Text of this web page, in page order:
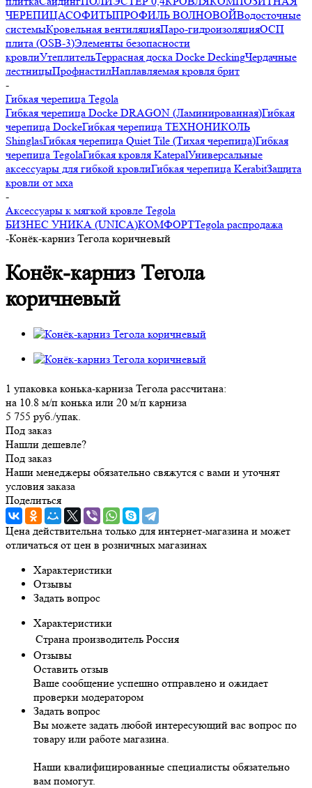
ЧЕРЕПИЦАСОФИТЫПРОФИЛЬ ВОЛНОВОЙВодосточные
системыКровельная вентиляцияПаро-гидроизоляцияОСП
плита (OSB-3)Элементы безопасности
кровлиУтеплительТеррасная доска Docke DeckingЧердачные
лестницыПрофнастилНаплавляемая кровля брит
-
Гибкая черепица Tegola
Гибкая черепица Docke DRAGON (Ламинированная)Гибкая
черепица DockeГибкая черепица ТЕХНОНИКОЛЬ
ShinglasГибкая черепица Quiet Tile (Тихая черепица)Гибкая
черепица TegolaГибкая кровля KatepalУниверсальные
аксессуары для гибкой кровлиГибкая черепица KerabitЗащита
кровли от мха
-
Аксессуары к мягкой кровле Tegola
БИЗНЕС УНИКА (UNICA)КОМФОРТTegola распродажа
-Конёк-карниз Тегола коричневый
Конёк-карниз Тегола
коричневый
1 упаковка конька-карниза Тегола рассчитана:
на 10.8 м/п конька или 20 м/п карниза
5 755 руб./упак.
Под заказ
Нашли дешевле?
Под заказ
Наши менеджеры обязательно свяжутся с вами и уточнят
условия заказа
Поделиться
Цена действительна только для интернет-магазина и может
отличаться от цен в розничных магазинах
Характеристики
Отзывы
Задать вопрос
Характеристики
Страна производитель Россия
Отзывы
Оставить отзыв
Ваше сообщение успешно отправлено и ожидает
проверки модератором
Задать вопрос
Вы можете задать любой интересующий вас вопрос по
товару или работе магазина.
Наши квалифицированные специалисты обязательно
вам помогут.